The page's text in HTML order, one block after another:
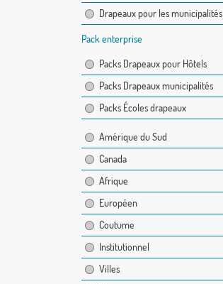
Drapeaux pour les municipalités
Pack enterprise
Packs Drapeaux pour Hôtels
Packs Drapeaux municipalités
Packs Écoles drapeaux
Amérique du Sud
Canada
Afrique
Européen
Coutume
Institutionnel
Villes